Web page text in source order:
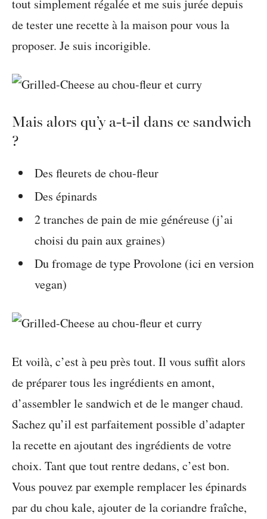
tout simplement régalée et me suis jurée depuis
de tester une recette à la maison pour vous la
proposer. Je suis incorigible.
Mais alors qu’y a-t-il dans ce sandwich
?
Des fleurets de chou-fleur
Des épinards
2 tranches de pain de mie généreuse (j’ai
choisi du pain aux graines)
Du fromage de type Provolone (ici en version
vegan)
Et voilà, c’est à peu près tout. Il vous suffit alors
de préparer tous les ingrédients en amont,
d’assembler le sandwich et de le manger chaud.
Sachez qu’il est parfaitement possible d’adapter
la recette en ajoutant des ingrédients de votre
choix. Tant que tout rentre dedans, c’est bon.
Vous pouvez par exemple remplacer les épinards
par du chou kale, ajouter de la coriandre fraîche,